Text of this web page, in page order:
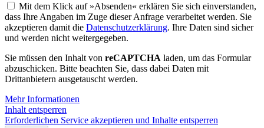
Mit dem Klick auf »Absenden« erklären Sie sich einverstanden,
dass Ihre Angaben im Zuge dieser Anfrage verarbeitet werden. Sie
akzeptieren damit die Datenschutzerklärung. Ihre Daten sind sicher
und werden nicht weitergegeben.
Sie müssen den Inhalt von reCAPTCHA laden, um das Formular
abzuschicken. Bitte beachten Sie, dass dabei Daten mit
Drittanbietern ausgetauscht werden.
Mehr Informationen
Inhalt entsperren
Erforderlichen Service akzeptieren und Inhalte entsperren